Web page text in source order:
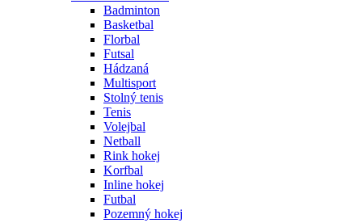
Badminton
Basketbal
Florbal
Futsal
Hádzaná
Multisport
Stolný tenis
Tenis
Volejbal
Netball
Rink hokej
Korfbal
Inline hokej
Futbal
Pozemný hokej